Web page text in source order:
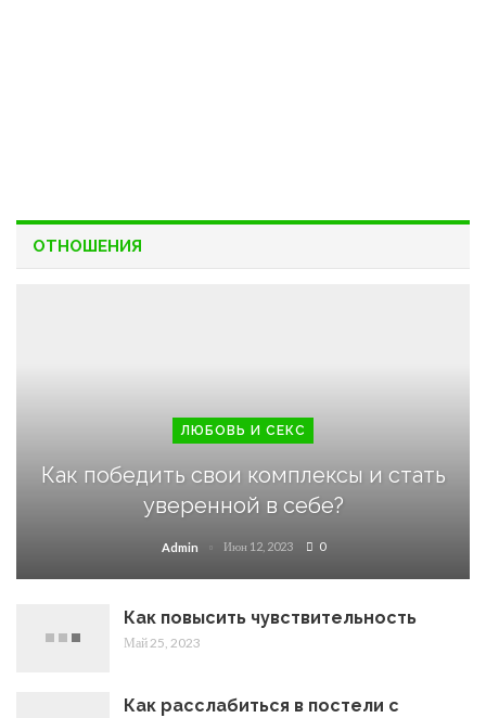
ОТНОШЕНИЯ
ЛЮБОВЬ И СЕКС
Как победить свои комплексы и стать
уверенной в себе?
Admin Июн 12, 2023 0
Как повысить чувствительность
Май 25, 2023
Как расслабиться в постели с